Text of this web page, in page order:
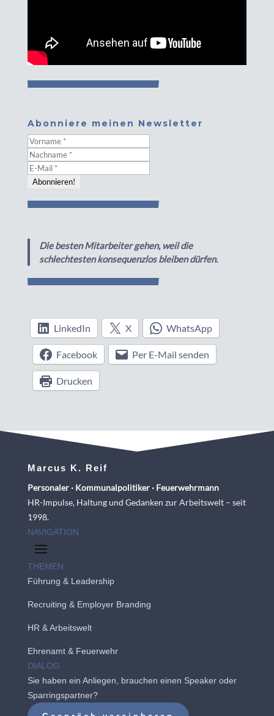
Abonniere meinen Newsletter
Die besten Mitarbeiter gehen, weil die
schlechtesten konsequenzlos bleiben dürfen.
LinkedIn X WhatsApp
Facebook Per E-Mail senden
Drucken
Marcus K. Reif
Personaler · Kommunalpolitiker · Feuerwehrmann
HR-Impulse, Haltung und Gedanken zur Arbeitswelt – seit
1998.
NAVIGATION
THEMEN
Führung & Leadership
Recruiting & Employer Branding
HR & Arbeitswelt
Ehrenamt & Feuerwehr
DIALOG
Sie haben ein Anliegen, brauchen einen Speaker oder
Sparringspartner?